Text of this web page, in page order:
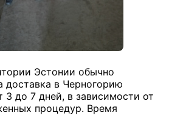
Эстонии обычно
доставка в Черногорию
3 до 7 дней, в зависимости от
процедур. Время